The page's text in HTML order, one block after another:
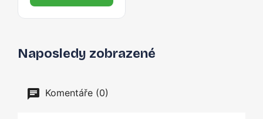
Naposledy zobrazené
Komentáře (0)